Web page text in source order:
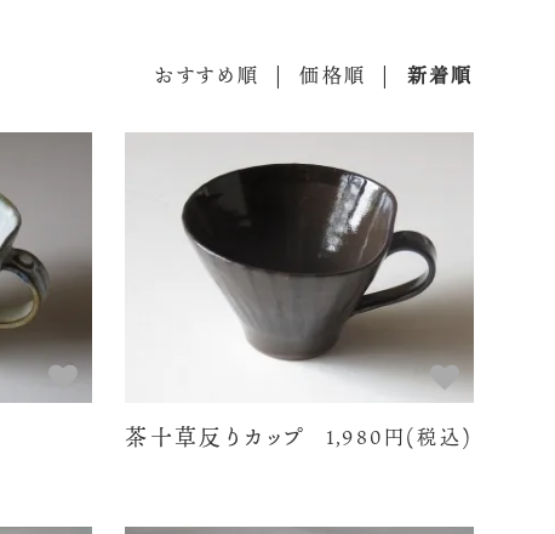
おすすめ順 |価格順 | 新着順
茶十草反りカップ 1,980円(税込)